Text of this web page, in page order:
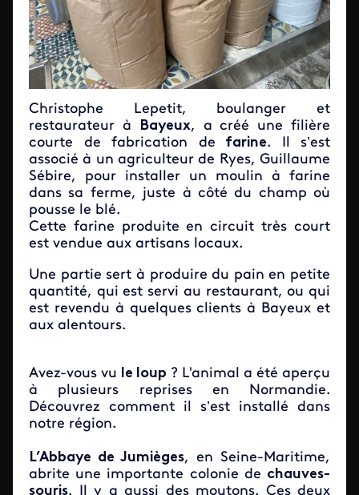
Christophe Lepetit, boulanger et
restaurateur à
Bayeux, a créé une filière
courte de fabrication de farine. Il s’est
associé à un agriculteur de Ryes, Guillaume
Sébire, pour installer un moulin à farine
dans sa ferme, juste à côté du champ où
pousse le blé.
Cette farine produite en circuit très court
est vendue aux artisans locaux.
Une partie sert à produire du pain en petite
quantité, qui est servi au restaurant, ou qui
est revendu à quelques clients à Bayeux et
aux alentours.
Avez-vous vu le loup ? L'animal a été aperçu
à plusieurs reprises en Normandie.
Découvrez comment il s’est installé dans
notre région.
L’Abbaye de Jumièges, en Seine-Maritime,
abrite une importante colonie de chauves-
souris. Il y a aussi des moutons. Ces deux